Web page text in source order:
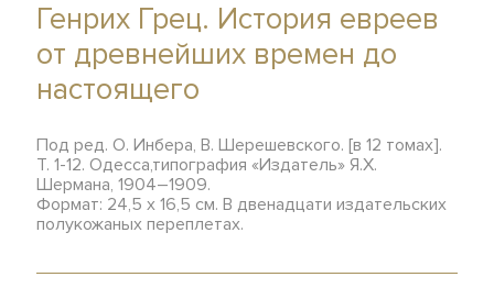
Генрих Грец. История евреев
от древнейших времен до
настоящего
Под ред. О. Инбера, В. Шерешевского. [в 12 томах].
Т. 1-12. Одесса,типография «Издатель» Я.Х.
Шермана, 1904–1909.
Формат: 24,5 х 16,5 см. В двенадцати издательских
полукожаных переплетах.